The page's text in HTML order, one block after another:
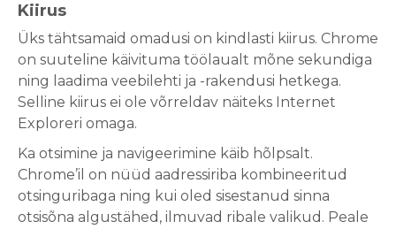
Kiirus
Üks tähtsamaid omadusi on kindlasti kiirus. Chrome
on suuteline käivituma töölaualt mõne sekundiga
ning laadima veebilehti ja -rakendusi hetkega.
Selline kiirus ei ole võrreldav näiteks Internet
Exploreri omaga.
Ka otsimine ja navigeerimine käib hõlpsalt.
Chrome’il on nüüd aadressiriba kombineeritud
otsinguribaga ning kui oled sisestanud sinna
otsisõna algustähed, ilmuvad ribale valikud. Peale